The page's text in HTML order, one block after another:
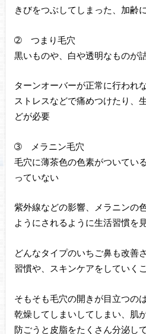
きびをつぶしてしまった、加齢
➁ つまり毛穴
黒いものや、白や透明なものが
ターンオーバーが正常に行われ
ストレスなどで痛めつけたり、
どが必要
➂ メラニン毛穴
毛穴に薄茶色の色素がついてい
っていない
紫外線などの影響、メラニンの
ようにされるように生活習慣を
どんなタイプのいちご鼻も改善
習慣や、スキンケアをしていくこ
そもそも毛穴の開きが目立つの
乾燥してしまいしてしまい、肌
防ごうと皮脂をたくさん分泌し